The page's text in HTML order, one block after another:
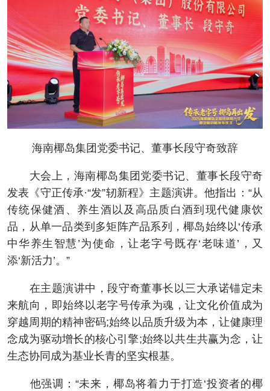
海南椰岛集团党委书记、董事长段守奇致辞
大会上，海南椰岛集团党委书记、董事长段守奇
发表《守正传承·“发”轫新程》主题演讲。他指出：“从
传统保健酒、养生酒以及高品质白酒到现代健康饮
品，从单一品类到多矩阵产品系列，椰岛始终以‘传承
中华养生智慧’为使命，让老字号既存‘老味道’，又
添‘新活力’。”
在主题演讲中，段守奇董事长以三大承诺锚定未
来航向，即始终以老字号传承为魂，让文化价值成为
穿越周期的精神密码;始终以品质升级为本，让健康理
念成为驱动增长的核心引擎;始终以共生共赢为念，让
生态协同成为基业长青的坚实根基。
他强调：“未来，椰岛将着力于打造‘投资者的椰